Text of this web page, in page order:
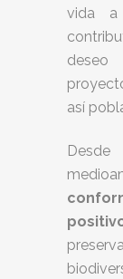
vida a
así